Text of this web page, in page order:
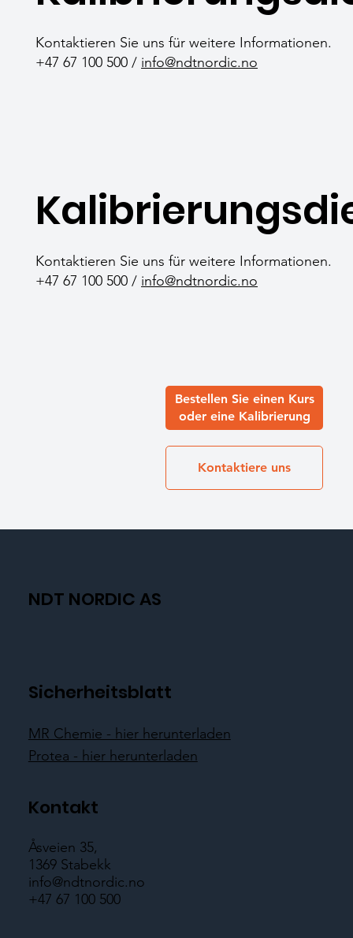
Kontaktieren Sie uns für weitere Informationen.
+47 67 100 500 / info@ndtnordic.no
Kontaktieren Sie uns für weitere Informationen.
+47 67 100 500 / info@ndtnordic.no
Bestellen Sie einen Kurs
oder eine Kalibrierung
Kontaktiere uns
NDT NORDIC AS
Sicherheitsblatt
MR Chemie - hier herunterladen
Protea - hier herunterladen
Kontakt
Åsveien 35,
1369 Stabekk
info@ndtnordic.no
+47 67 100 500